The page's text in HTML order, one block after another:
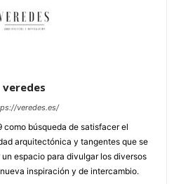
veredes
veredes.es/
como búsqueda de satisfacer el
arquitectónica y tangentes que se
espacio para divulgar los diversos
inspiración y de intercambio.